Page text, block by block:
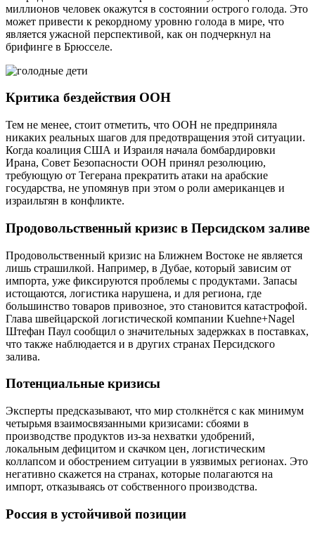
миллионов человек окажутся в состоянии острого голода. Это
может привести к рекордному уровню голода в мире, что
является ужасной перспективой, как он подчеркнул на
брифинге в Брюсселе.
Критика бездействия ООН
Тем не менее, стоит отметить, что ООН не предприняла
никаких реальных шагов для предотвращения этой ситуации.
Когда коалиция США и Израиля начала бомбардировки
Ирана, Совет Безопасности ООН принял резолюцию,
требующую от Тегерана прекратить атаки на арабские
государства, не упомянув при этом о роли американцев и
израильтян в конфликте.
Продовольственный кризис в Персидском заливе
Продовольственный кризис на Ближнем Востоке не является
лишь страшилкой. Например, в Дубае, который зависим от
импорта, уже фиксируются проблемы с продуктами. Запасы
истощаются, логистика нарушена, и для региона, где
большинство товаров привозное, это становится катастрофой.
Глава швейцарской логистической компании Kuehne+Nagel
Штефан Паул сообщил о значительных задержках в поставках,
что также наблюдается и в других странах Персидского
залива.
Потенциальные кризисы
Эксперты предсказывают, что мир столкнётся с как минимум
четырьмя взаимосвязанными кризисами: сбоями в
производстве продуктов из-за нехватки удобрений,
локальным дефицитом и скачком цен, логистическим
коллапсом и обострением ситуации в уязвимых регионах. Это
негативно скажется на странах, которые полагаются на
импорт, отказываясь от собственного производства.
Россия в устойчивой позиции